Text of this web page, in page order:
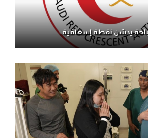
يدشن نقطة إسعافية..